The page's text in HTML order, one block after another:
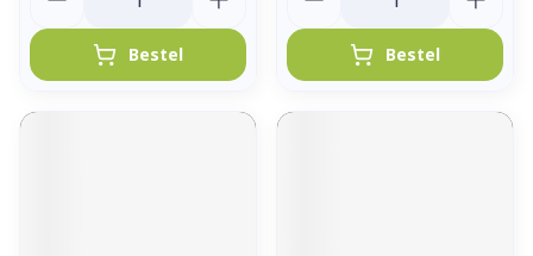
Bestel Bestel